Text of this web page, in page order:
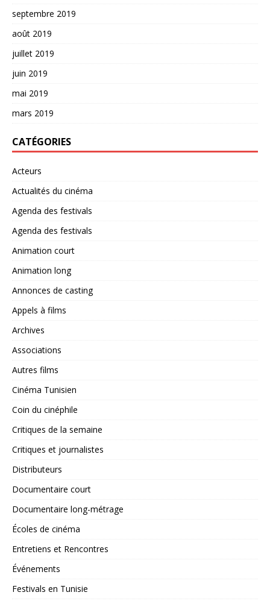
septembre 2019
août 2019
juillet 2019
juin 2019
mai 2019
mars 2019
CATÉGORIES
Acteurs
Actualités du cinéma
Agenda des festivals
Agenda des festivals
Animation court
Animation long
Annonces de casting
Appels à films
Archives
Associations
Autres films
Cinéma Tunisien
Coin du cinéphile
Critiques de la semaine
Critiques et journalistes
Distributeurs
Documentaire court
Documentaire long-métrage
Écoles de cinéma
Entretiens et Rencontres
Événements
Festivals en Tunisie